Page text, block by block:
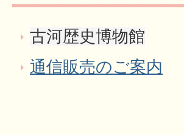
古河歴史博物館
通信販売のご案内